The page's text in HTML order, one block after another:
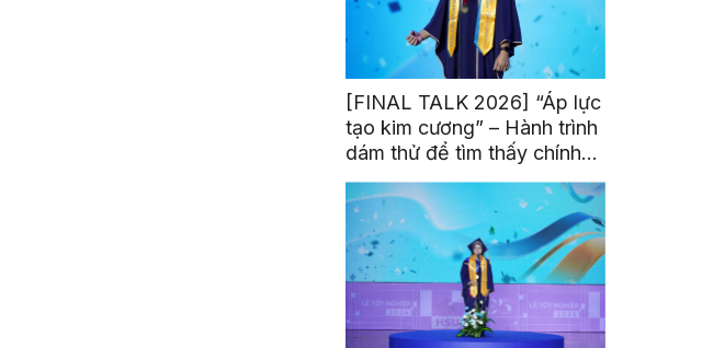
[FINAL TALK 2026] “Áp lực
tạo kim cương” – Hành trình
dám thử để tìm thấy chính
mình